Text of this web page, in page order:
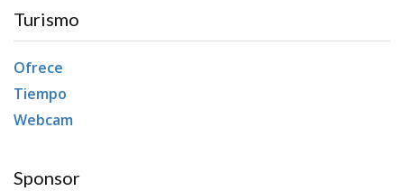
Turismo
Ofrece
Tiempo
Webcam
Sponsor